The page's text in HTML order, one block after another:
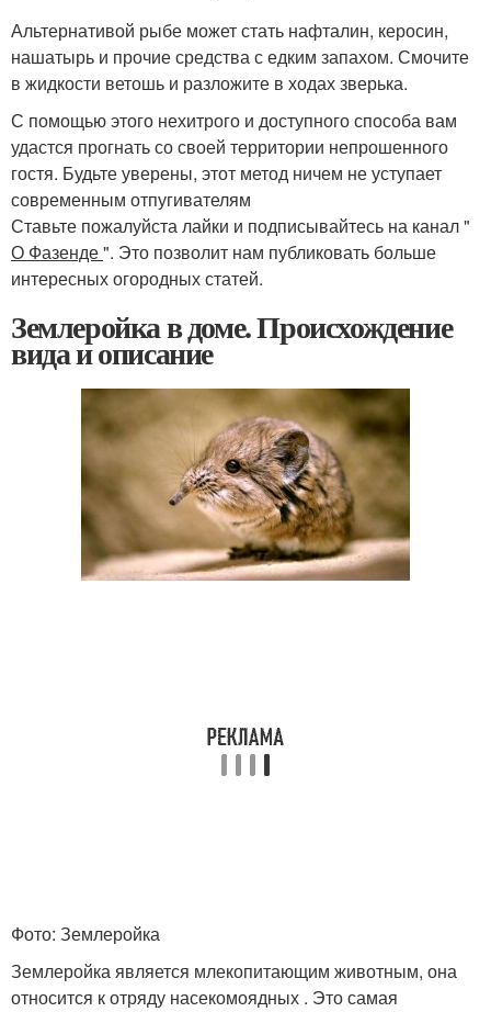
Альтернативой рыбе может стать нафталин, керосин,
нашатырь и прочие средства с едким запахом. Смочите
в жидкости ветошь и разложите в ходах зверька.
С помощью этого нехитрого и доступного способа вам
удастся прогнать со своей территории непрошенного
гостя. Будьте уверены, этот метод ничем не уступает
современным отпугивателям
Ставьте пожалуйста лайки и подписывайтесь на канал "
О Фазенде". Это позволит нам публиковать больше
интересных огородных статей.
Землеройка в доме. Происхождение
вида и описание
Фото: Землеройка
Землеройка является млекопитающим животным, она
относится к отряду насекомоядных . Это самая